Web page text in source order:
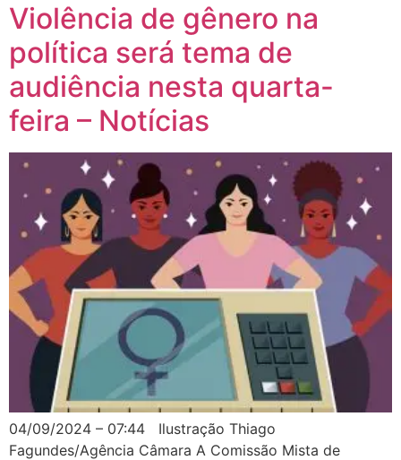
Violência de gênero na
política será tema de
audiência nesta quarta-
feira – Notícias
04/09/2024 – 07:44 Ilustração Thiago
Fagundes/Agência Câmara A Comissão Mista de